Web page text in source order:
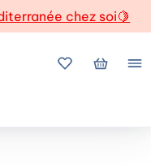
chez soi🍋
Mes favoris
Mon